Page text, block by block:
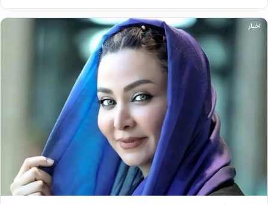
اخبار